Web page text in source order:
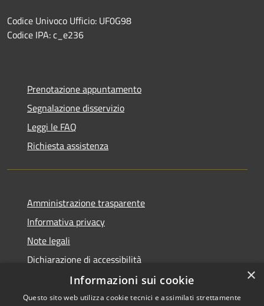
Codice Univoco Ufficio: UF0G98
Codice IPA: c_e236
Prenotazione appuntamento
Segnalazione disservizio
Leggi le FAQ
Richiesta assistenza
Amministrazione trasparente
Informativa privacy
Note legali
Dichiarazione di accessibilità
×
Informazioni sui cookie
Questo sito web utilizza cookie tecnici e assimilati strettamente